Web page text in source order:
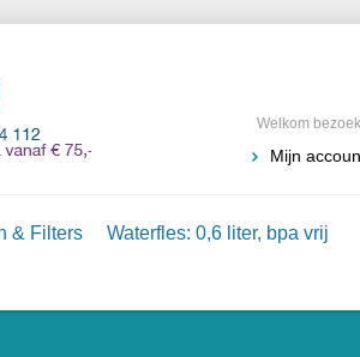
Welkom
Mijn
& Filters
Waterfles: 0,6 liter, bpa vrij